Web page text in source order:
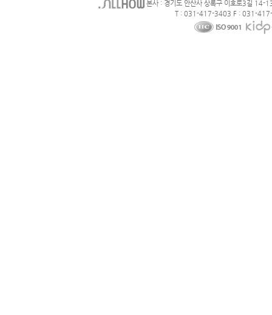
본사 : 경기도 안산사 상록구 이호로3길 14-
T : 031-417-3403 F : 031-